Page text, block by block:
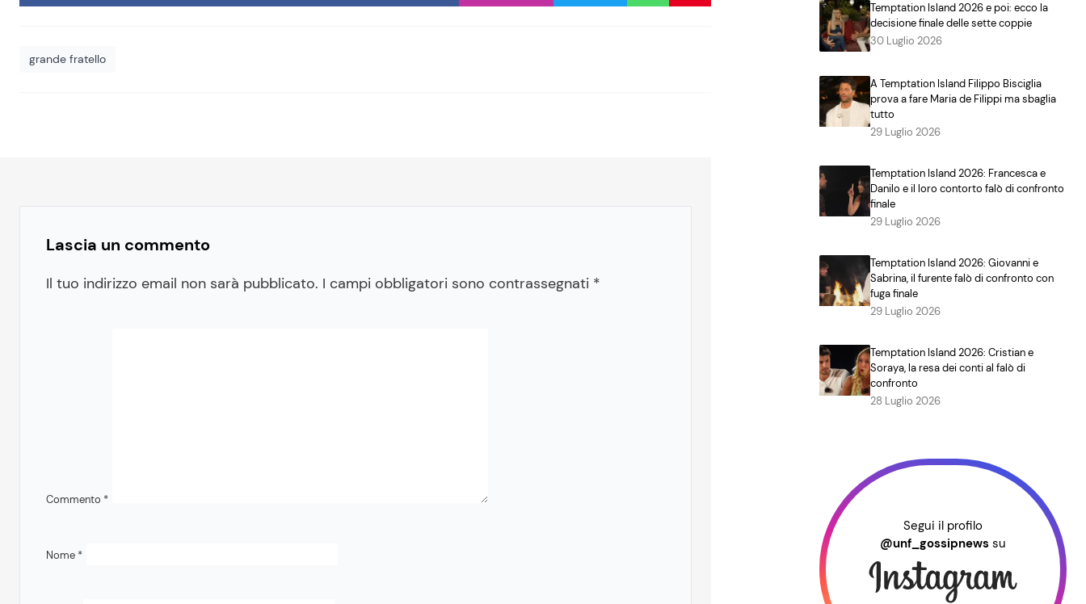
grande fratello
Lascia un commento
Il tuo indirizzo email non sarà pubblicato. I campi obbligatori sono contrassegnati *
Commento *
Nome *
Temptation Island 2026 e poi: ecco la
decisione finale delle sette coppie
30 Luglio 2026
A Temptation Island Filippo Bisciglia
prova a fare Maria de Filippi ma sbaglia
tutto
29 Luglio 2026
Temptation Island 2026: Francesca e
Danilo e il loro contorto falò di confronto
finale
29 Luglio 2026
Temptation Island 2026: Giovanni e
Sabrina, il furente falò di confronto con
fuga finale
29 Luglio 2026
Temptation Island 2026: Cristian e
Soraya, la resa dei conti al falò di
confronto
28 Luglio 2026
Segui il profilo
@unf_gossipnews su